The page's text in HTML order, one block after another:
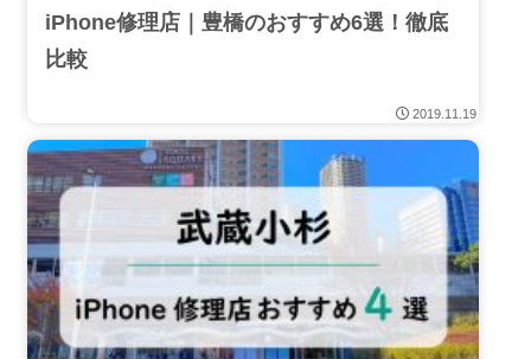
iPhone修理店｜豊橋のおすすめ6選！徹底
比較
2019.11.19